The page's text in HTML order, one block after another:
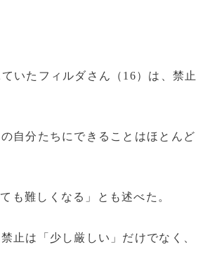
いたフィルダさん（16）は、禁止
自分たちにできることはほとんど
も難しくなる」とも述べた。
止は「少し厳しい」だけでなく、